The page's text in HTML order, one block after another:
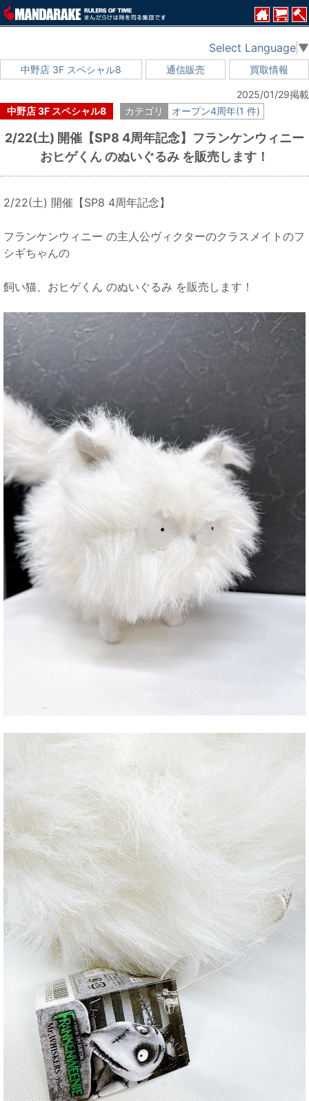
中野店 3F スペシャル8 通信販売 買取情報
Select Language ▼
中野店 3F スペシャル8 カテゴリ オープン4周年(1 件)
2025/01/29掲載
2/22(土) 開催【SP8 4周年記念】フランケンウィニー
おヒゲくん のぬいぐるみ を販売します！
2/22(土) 開催【SP8 4周年記念】
フランケンウィニー の主人公ヴィクターのクラスメイトのフ
シギちゃんの
飼い猫、おヒゲくん のぬいぐるみ を販売します！